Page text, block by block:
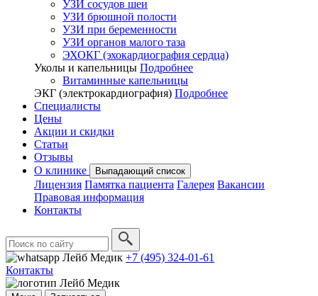
УЗИ сосудов шеи
УЗИ брюшной полости
УЗИ при беременности
УЗИ органов малого таза
ЭХОКГ (эхокардиография сердца)
Уколы и капельницы Подробнее
Витаминные капельницы
ЭКГ (электрокардиография) Подробнее
Специалисты
Цены
Акции и скидки
Статьи
Отзывы
О клинике
Выпадающий список
Лицензия Памятка пациента Галерея Вакансии
Правовая информация
Контакты
+7 (495) 324-01-61
Контакты